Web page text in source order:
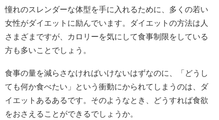
憧れのスレンダーな体型を手に入れるために、多くの若い
女性がダイエットに励んでいます。ダイエットの方法は人
さまざまですが、カロリーを気にして食事制限をしている
方も多いことでしょう。
食事の量を減らさなければいけないはずなのに、「どうし
ても何か食べたい」という衝動にかられてしまうのは、ダ
イエットあるあるです。そのようなとき、どうすれば食欲
をおさえることができるでしょうか。